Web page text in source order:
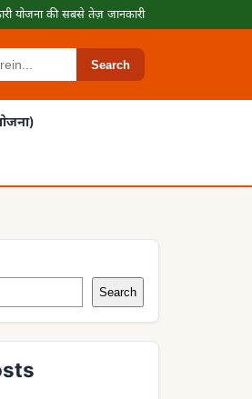
योजना की सबसे तेज़ जानकारी
Search
Search